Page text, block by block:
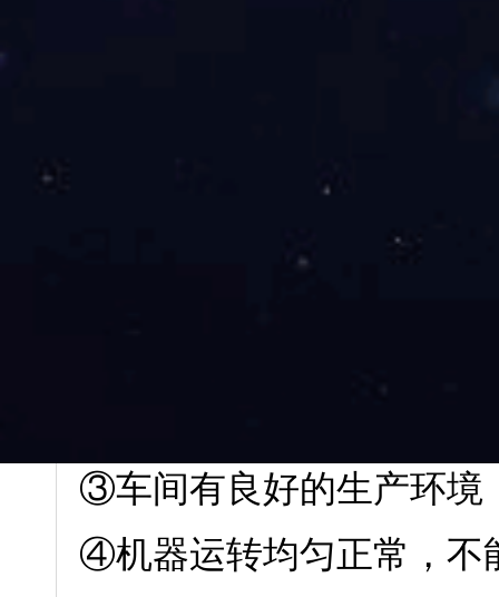
在*小的范围内，用*少
12.工作中如何达到水墨
③车间有良好的生产环境
④机器运转均匀正常，不